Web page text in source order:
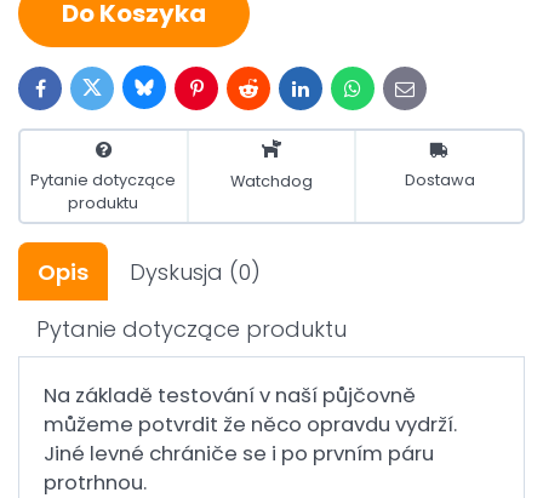
Do Koszyka
FacebookTwitterBlueskyPinterestRedditLinkedInWhatsApp
E-
mail
Pytanie dotyczące
produktu
Watchdog Dostawa
Opis Dyskusja (0)
Pytanie dotyczące produktu
Na základě testování v naší půjčovně
můžeme potvrdit že něco opravdu vydrží.
Jiné levné chrániče se i po prvním páru
protrhnou.